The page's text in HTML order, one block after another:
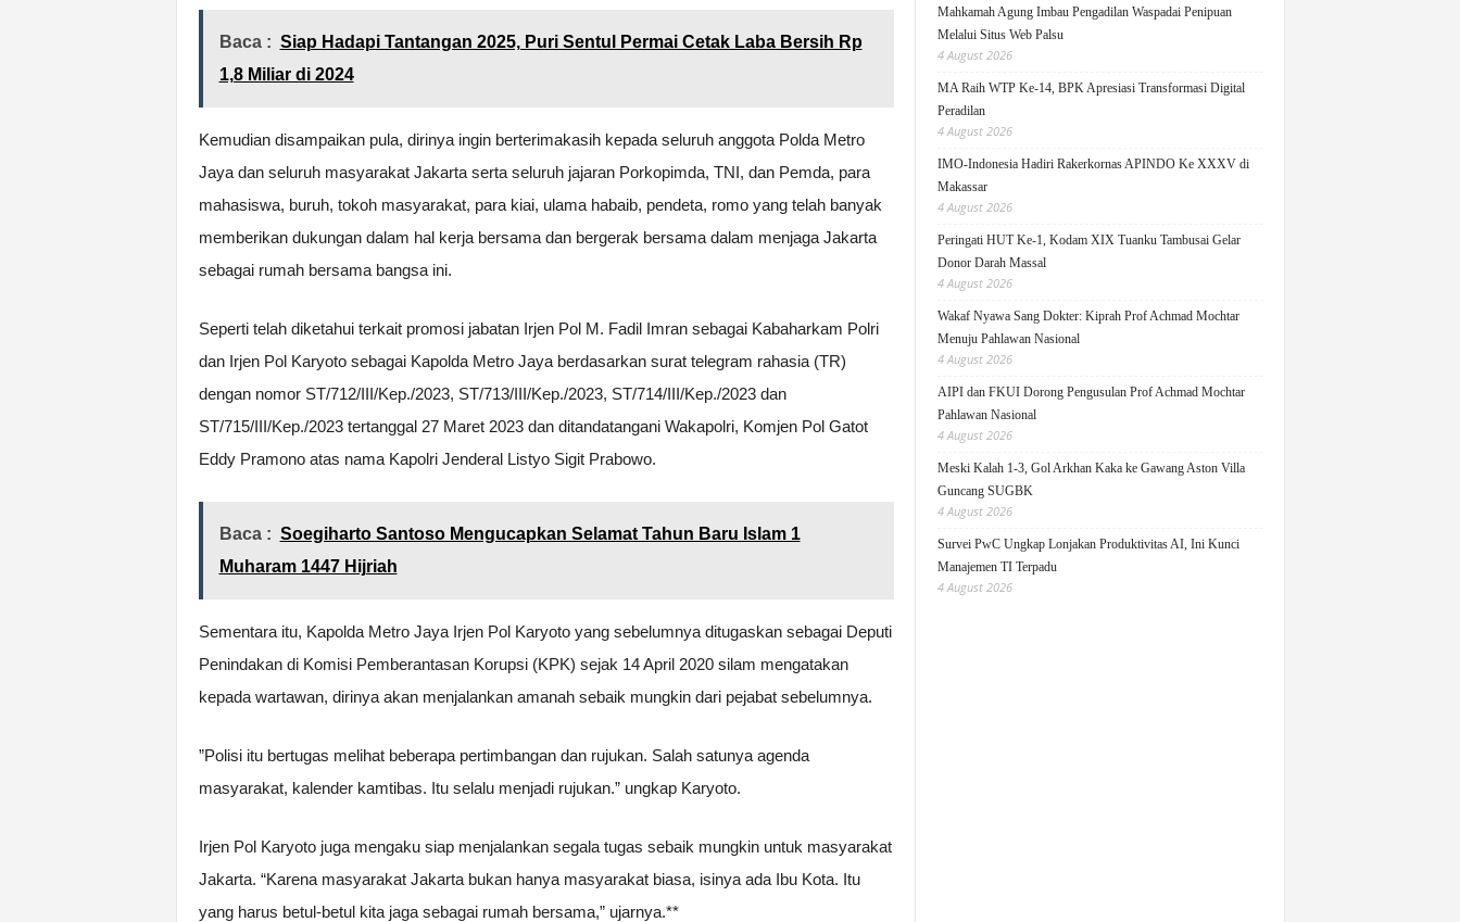
Baca : Siap Hadapi Tantangan 2025, Puri Sentul Permai Cetak Laba Bersih Rp
1,8 Miliar di 2024
Kemudian disampaikan pula, dirinya ingin berterimakasih kepada seluruh anggota Polda Metro
Jaya dan seluruh masyarakat Jakarta serta seluruh jajaran Porkopimda, TNI, dan Pemda, para
mahasiswa, buruh, tokoh masyarakat, para kiai, ulama habaib, pendeta, romo yang telah banyak
memberikan dukungan dalam hal kerja bersama dan bergerak bersama dalam menjaga Jakarta
sebagai rumah bersama bangsa ini.
Seperti telah diketahui terkait promosi jabatan Irjen Pol M. Fadil Imran sebagai Kabaharkam Polri
dan Irjen Pol Karyoto sebagai Kapolda Metro Jaya berdasarkan surat telegram rahasia (TR)
dengan nomor ST/712/III/Kep./2023, ST/713/III/Kep./2023, ST/714/III/Kep./2023 dan
ST/715/III/Kep./2023 tertanggal 27 Maret 2023 dan ditandatangani Wakapolri, Komjen Pol Gatot
Eddy Pramono atas nama Kapolri Jenderal Listyo Sigit Prabowo.
Baca : Soegiharto Santoso Mengucapkan Selamat Tahun Baru Islam 1
Muharam 1447 Hijriah
Sementara itu, Kapolda Metro Jaya Irjen Pol Karyoto yang sebelumnya ditugaskan sebagai Deputi
Penindakan di Komisi Pemberantasan Korupsi (KPK) sejak 14 April 2020 silam mengatakan
kepada wartawan, dirinya akan menjalankan amanah sebaik mungkin dari pejabat sebelumnya.
”Polisi itu bertugas melihat beberapa pertimbangan dan rujukan. Salah satunya agenda
masyarakat, kalender kamtibas. Itu selalu menjadi rujukan.” ungkap Karyoto.
Irjen Pol Karyoto juga mengaku siap menjalankan segala tugas sebaik mungkin untuk masyarakat
Jakarta. “Karena masyarakat Jakarta bukan hanya masyarakat biasa, isinya ada Ibu Kota. Itu
yang harus betul-betul kita jaga sebagai rumah bersama,” ujarnya.**
Mahkamah Agung Imbau Pengadilan Waspadai Penipuan
Melalui Situs Web Palsu
4 August 2026
MA Raih WTP Ke-14, BPK Apresiasi Transformasi Digital
Peradilan
4 August 2026
IMO-Indonesia Hadiri Rakerkornas APINDO Ke XXXV di
Makassar
4 August 2026
Peringati HUT Ke-1, Kodam XIX Tuanku Tambusai Gelar
Donor Darah Massal
4 August 2026
Wakaf Nyawa Sang Dokter: Kiprah Prof Achmad Mochtar
Menuju Pahlawan Nasional
4 August 2026
AIPI dan FKUI Dorong Pengusulan Prof Achmad Mochtar
Pahlawan Nasional
4 August 2026
Meski Kalah 1-3, Gol Arkhan Kaka ke Gawang Aston Villa
Guncang SUGBK
4 August 2026
Survei PwC Ungkap Lonjakan Produktivitas AI, Ini Kunci
Manajemen TI Terpadu
4 August 2026